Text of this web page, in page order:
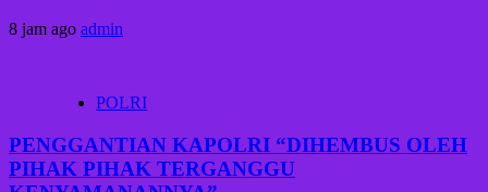
8 jam ago admin
POLRI
PENGGANTIAN KAPOLRI “DIHEMBUS OLEH
PIHAK PIHAK TERGANGGU